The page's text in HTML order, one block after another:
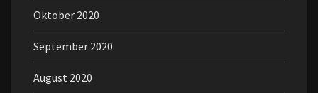
Oktober 2020
September 2020
August 2020